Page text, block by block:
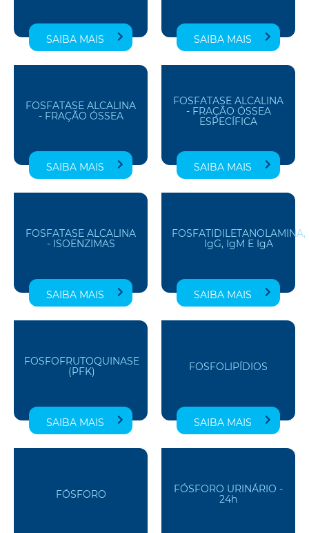
SAIBA MAIS SAIBA MAIS
FOSFATASE ALCALINA
- FRAÇÃO ÓSSEA
SAIBA MAIS
FOSFATASE ALCALINA
- FRAÇÃO ÓSSEA
ESPECÍFICA
SAIBA MAIS
FOSFATASE ALCALINA
- ISOENZIMAS
SAIBA MAIS
FOSFATIDILETANOLAMINA,
IgG, IgM E IgA
SAIBA MAIS
FOSFOFRUTOQUINASE
(PFK)
SAIBA MAIS
FOSFOLIPÍDIOS
SAIBA MAIS
FÓSFORO
FÓSFORO URINÁRIO -
24h